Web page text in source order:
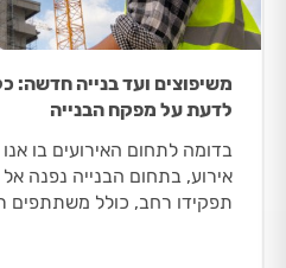
משיפוצים ועד בנייה חדשה:
לדעת על מפקח הבנייה
בדומה לתחום האירועים בו
אירוע, בתחום הבנייה נפנה
תפקידו רחב, כולל משתתפים
פרטיים. כל מה שחשוב לדעת